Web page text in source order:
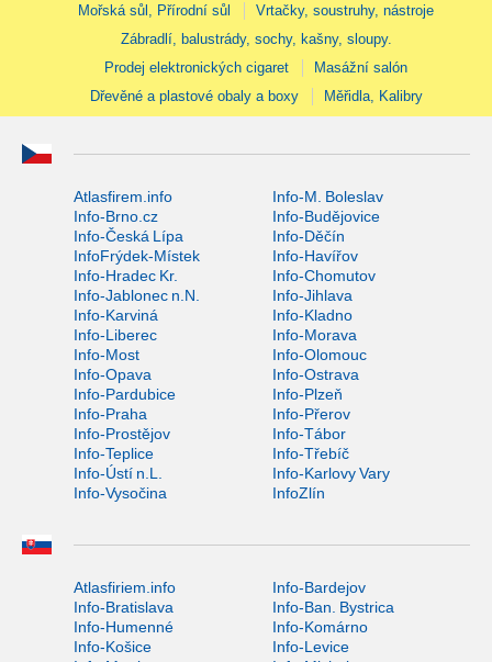
Mořská sůl, Přírodní sůl
Vrtačky, soustruhy, nástroje
Zábradlí, balustrády, sochy, kašny, sloupy.
Prodej elektronických cigaret
Masážní salón
Dřevěné a plastové obaly a boxy
Měřidla, Kalibry
Atlasfirem.info
Info-M. Boleslav
Info-Brno.cz
Info-Budějovice
Info-Česká Lípa
Info-Děčín
InfoFrýdek-Místek
Info-Havířov
Info-Hradec Kr.
Info-Chomutov
Info-Jablonec n.N.
Info-Jihlava
Info-Karviná
Info-Kladno
Info-Liberec
Info-Morava
Info-Most
Info-Olomouc
Info-Opava
Info-Ostrava
Info-Pardubice
Info-Plzeň
Info-Praha
Info-Přerov
Info-Prostějov
Info-Tábor
Info-Teplice
Info-Třebíč
Info-Ústí n.L.
Info-Karlovy Vary
Info-Vysočina
InfoZlín
Atlasfiriem.info
Info-Bardejov
Info-Bratislava
Info-Ban. Bystrica
Info-Humenné
Info-Komárno
Info-Košice
Info-Levice